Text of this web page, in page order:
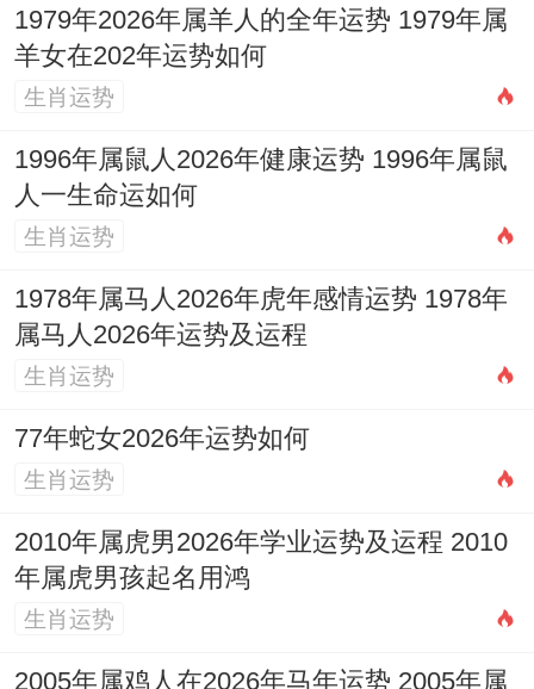
「夫妻宫」受火生，日常增添浪漫仪式可升
温感情，然「羊刃」伏藏，争执时忌翻旧
账，尤其农历五月午午自刑，多包容体谅，
共同参与文化活动中宫「桃花」位，如摆放
【祥安阁鱼跃荷香
美，促进家庭融洽。
4.人际关系上需要看什么？
「天乙」贵人助力，朋友运佳，但「晦气」
「印星」化克，多关注子女教育，春季易有
代沟，耐心沟通为宜，整体人缘圈宜精简，
重质不重量。
五、健康运程：身体健康与心理调适
1.2026年健康在领域 总体怎样？
1979年2026年属羊人的全年运势 1979年属
羊女在202年运势如何
生肖运势
1996年属鼠人2026年健康运势 1996年属鼠
人一生命运如何
生肖运势
1978年属马人2026年虎年感情运势 1978年
属马人2026年运势及运程
生肖运势
77年蛇女2026年运势如何
生肖运势
2010年属虎男2026年学业运势及运程 2010
年属虎男孩起名用鸿
生肖运势
2005年属鸡人在2026年马年运势 2005年属